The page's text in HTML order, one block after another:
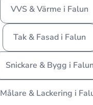
VVS & Värme i Falun
Tak & Fasad i Falun
Snickare & Bygg i Falun
Målare & Lackering i